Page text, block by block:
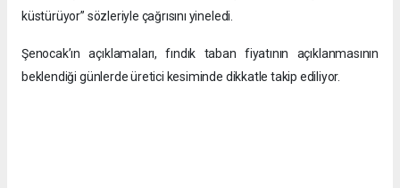
küstürüyor” sözleriyle çağrısını yineledi.
Şenocak’ın açıklamaları, fındık taban fiyatının açıklanmasının
beklendiği günlerde üretici kesiminde dikkatle takip ediliyor.